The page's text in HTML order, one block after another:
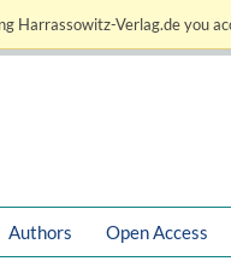
Harrassowitz-Verlag.de you
Authors Open Access